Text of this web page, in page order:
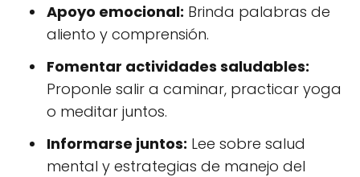
Apoyo emocional: Brinda palabras de
aliento y comprensión.
Fomentar actividades saludables:
Proponle salir a caminar, practicar yoga
o meditar juntos.
Informarse juntos: Lee sobre salud
mental y estrategias de manejo del